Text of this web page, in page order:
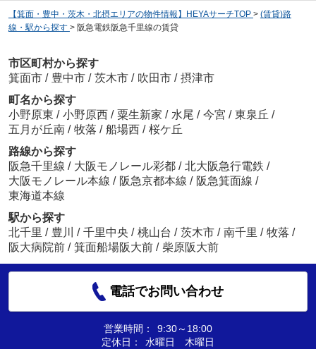
【箕面・豊中・茨木・北摂エリアの物件情報】HEYAサーチTOP > (賃貸)路
線・駅から探す > 阪急電鉄阪急千里線の賃貸
市区町村から探す
箕面市 / 豊中市 / 茨木市 / 吹田市 / 摂津市
町名から探す
小野原東 / 小野原西 / 粟生新家 / 水尾 / 今宮 / 東泉丘 /
五月が丘南 / 牧落 / 船場西 / 桜ケ丘
路線から探す
阪急千里線 / 大阪モノレール彩都 / 北大阪急行電鉄 /
大阪モノレール本線 / 阪急京都本線 / 阪急箕面線 /
東海道本線
駅から探す
北千里 / 豊川 / 千里中央 / 桃山台 / 茨木市 / 南千里 / 牧落 /
阪大病院前 / 箕面船場阪大前 / 柴原阪大前
電話でお問い合わせ
営業時間：
9:30～18:00
定休日：
水曜日 木曜日